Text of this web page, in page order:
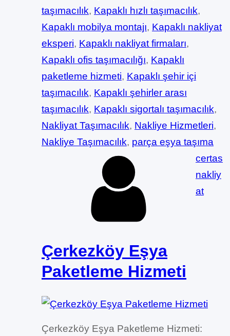
taşımacılık, Kapaklı hızlı taşımacılık
Kapaklı mobilya montajı, Kapaklı nakliyat
eksperi, Kapaklı nakliyat firmaları
Kapaklı ofis taşımacılığı, Kapaklı
paketleme hizmeti, Kapaklı şehir içi
taşımacılık, Kapaklı şehirler arası
taşımacılık, Kapaklı sigortalı taşımacılık
Nakliyat Taşımacılık, Nakliye Hizmetleri
Nakliye Taşımacılık, parça eşya taşıma
certas
nakliy
at
Çerkezköy Eşya
Paketleme Hizmeti
Çerkezköy Eşya Paketleme Hizmeti: